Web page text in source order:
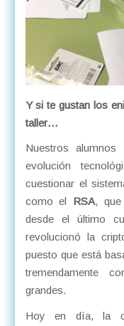
Y si te gustan los
taller…
Nuestros
evolución
cuestionar el
como el RSA, que
desde el último
revolucionó la
puesto que está
tremendamente
grandes.
Hoy en día, la